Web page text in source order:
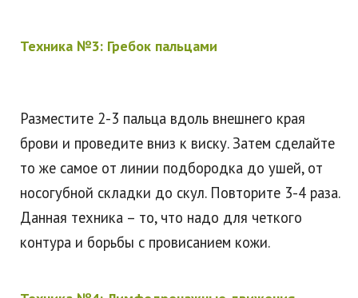
Техника №3: Гребок пальцами
Разместите 2-3 пальца вдоль внешнего края
брови и проведите вниз к виску. Затем сделайте
то же самое от линии подбородка до ушей, от
носогубной складки до скул. Повторите 3-4 раза.
Данная техника – то, что надо для четкого
контура и борьбы с провисанием кожи.